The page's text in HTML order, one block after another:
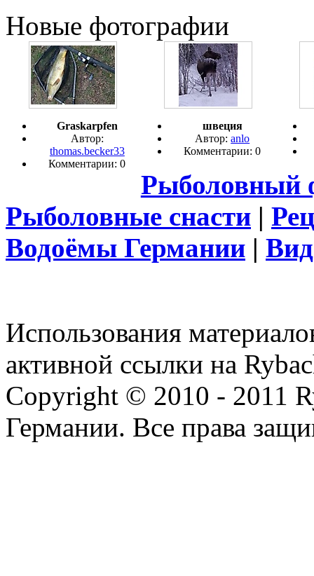
Новые фотографии
Graskarpfen
Автор:
thomas.becker33
Комментарии: 0
швеция
Автор:anlo
Комментарии: 0
Рыболовный
Рыболовные снасти |
Водоёмы Германии |
Использования
активной ссылки на
Copyright © 2010 - 2011
Германии. Все права